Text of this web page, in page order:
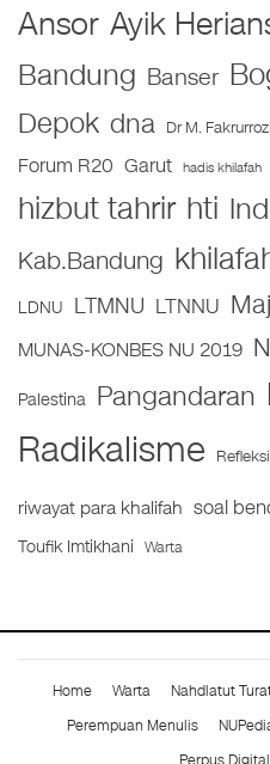
Ansor Ayik
Bandung Banser
Depok dna Dr M. Fakrurrozi
Forum R20 Garut hadis khilafah
hizbut tahrir hti
Kab.Bandung
LDNU LTMNU LTNNU
MUNAS-KONBES NU 2019
Palestina Pangandaran
Radikalisme
riwayat para khalifah soal
Toufik Imtikhani Warta
Home Warta Nahdlatut
Perempuan Menulis
Perpus